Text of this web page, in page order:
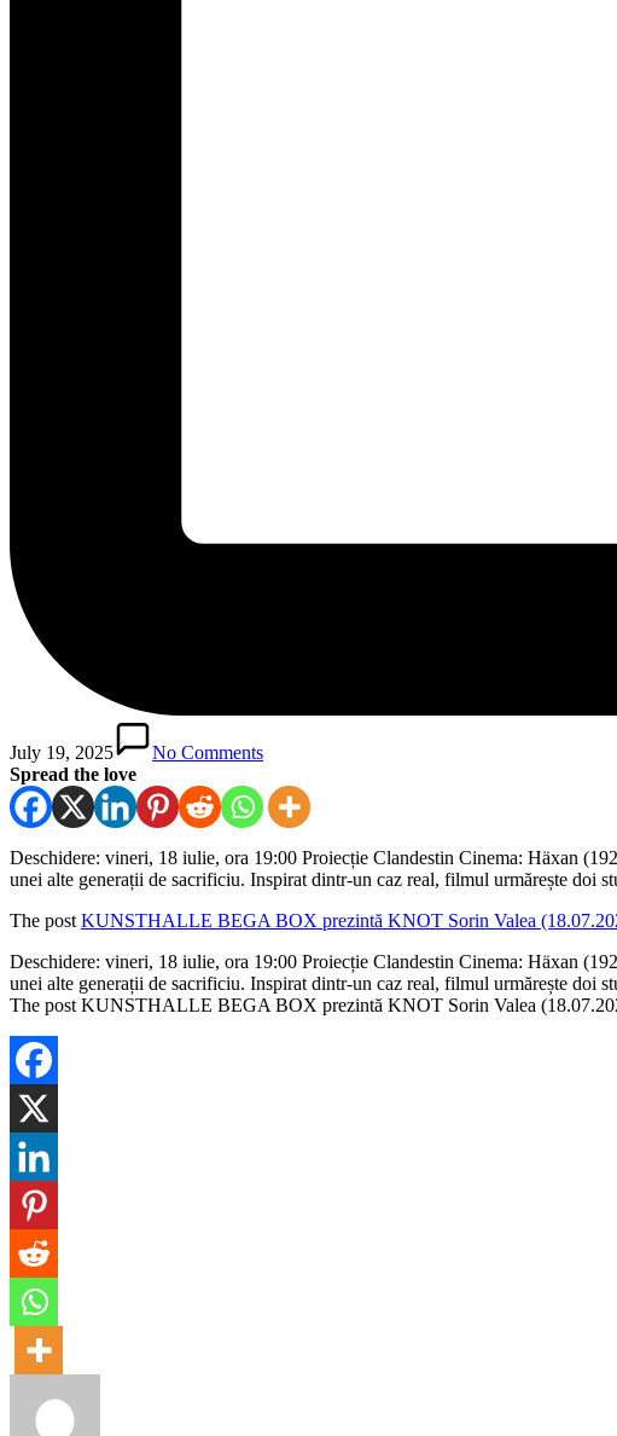
July 19, 2025
No Comments
Spread the love
Deschidere: vineri, 18 iulie, ora 19:00 Proiecție Clandestin Cinema: Häxan
unei alte generații de sacrificiu. Inspirat dintr-un caz real, filmul urmărește
The post KUNSTHALLE BEGA BOX prezintă KNOT Sorin Valea
​Deschidere: vineri, 18 iulie, ora 19:00 Proiecție Clandestin Cinema: Häxan
unei alte generații de sacrificiu. Inspirat dintr-un caz real, filmul urmărește
The post KUNSTHALLE BEGA BOX prezintă KNOT Sorin Valea